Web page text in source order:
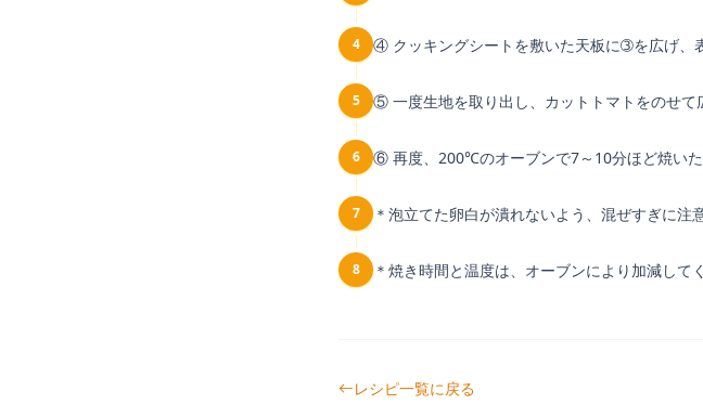
4 ④ クッキングシートを敷いた天板に➂を広げ、
5 ⑤ 一度生地を取り出し、カットトマトをのせて
6 ⑥ 再度、200℃のオーブンで7～10分ほど焼いた
7 ＊泡立てた卵白が潰れないよう、混ぜすぎに注
8 ＊焼き時間と温度は、オーブンにより加減して
レシピ一覧に戻る